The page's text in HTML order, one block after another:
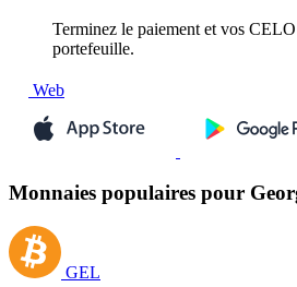
Terminez le paiement et vos
portefeuille.
Web
Monnaies populaires pour
GEL